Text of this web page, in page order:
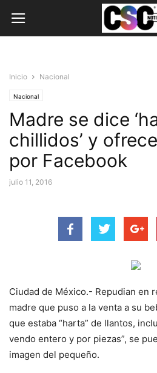
Inicio Nacional
Nacional
Madre se dice
chillidos’ y
por Facebook
julio 11, 2016
Ciudad de México.- Repudian en
madre que puso a la venta a su
que estaba “harta” de llantos,
vendo entero y por piezas”, se
imagen del pequeño.